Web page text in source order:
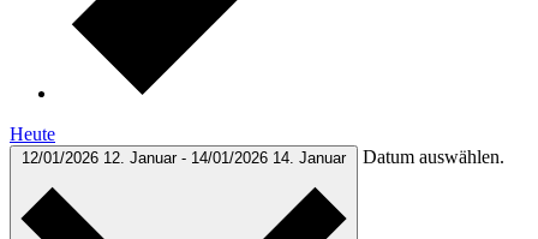
Heute
12/01/2026 12. Januar - 14/01/2026 14. Januar Datum auswählen.